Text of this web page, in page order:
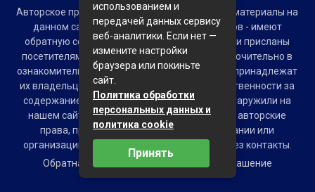
Авторское право © Все права защищены. Все материалы на
данном сайте взяты из открытых источников - имеют
обратную ссылку на материал в интернете или присланы
посетителями сайта и предоставляются исключительно в
ознакомительных целях. Права на материалы принадлежат
их владельцам. Администрация сайта ответственности за
содержание материала не несет. Если Вы обнаружили на
нашем сайте материалы, которые нарушают авторские
права, принадлежащие Вам, Вашей компании или
организации, пожалуйста, сообщите нам через контакты.
Обратная связь
Пользовательское соглашение
использованием и
передачей данных сервису
веб-аналитики. Если нет —
измените настройки
браузера или покиньте
сайт.
Политика обработки
персональных данных и
политика cookie
Принять